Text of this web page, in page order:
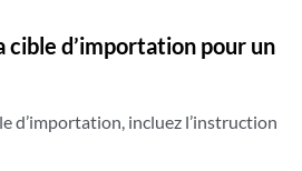
cible d’importation pour un
d’importation, incluez l’instruction